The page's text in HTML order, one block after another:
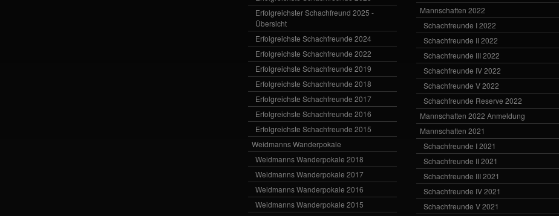
Erfolgreichster Schachfreund 2025 -
Übersicht
Erfolgreichste Schachfreunde 2024
Erfolgreichste Schachfreunde 2022
Erfolgreichste Schachfreunde 2019
Erfolgreichste Schachfreunde 2018
Erfolgreichste Schachfreunde 2017
Erfolgreichste Schachfreunde 2016
Erfolgreichste Schachfreunde 2015
Weidmanns Wanderpokale
Weidmanns Wanderpokale 2018
Weidmanns Wanderpokale 2017
Weidmanns Wanderpokale 2016
Weidmanns Wanderpokale 2015
Mannschaften 2022
Schachfreunde I 2022
Schachfreunde II 2022
Schachfreunde III 2022
Schachfreunde IV 2022
Schachfreunde V 2022
Schachfreunde Reserve 2022
Mannschaften 2022 Anmeldung
Mannschaften 2021
Schachfreunde I 2021
Schachfreunde II 2021
Schachfreunde III 2021
Schachfreunde IV 2021
Schachfreunde V 2021